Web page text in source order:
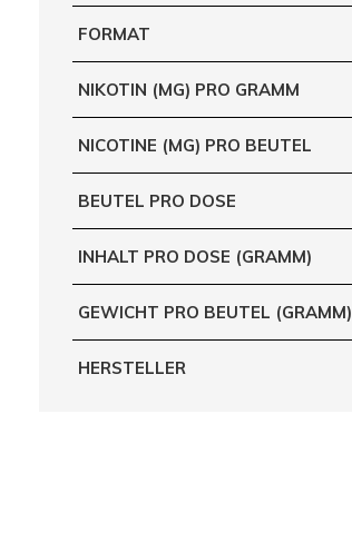
FORMAT
NIKOTIN (MG) PRO GRAMM
NICOTINE (MG) PRO BEUTEL
BEUTEL PRO DOSE
INHALT PRO DOSE (GRAMM)
GEWICHT PRO BEUTEL (GRAMM)
HERSTELLER